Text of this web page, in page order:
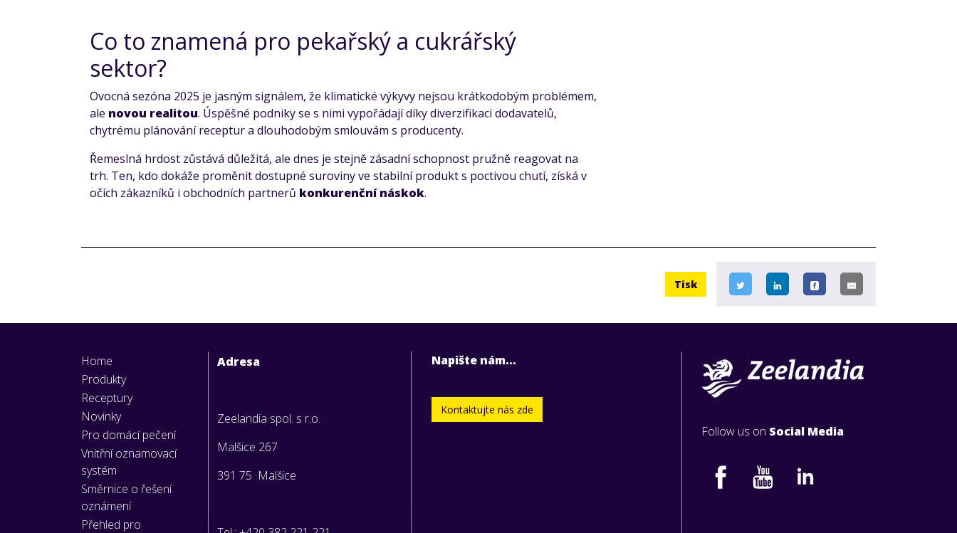
Co to znamená pro pekařský a cukrářský
sektor?
Ovocná sezóna 2025 je jasným signálem, že klimatické výkyvy nejsou krátkodobým problémem,
ale novou realitou. Úspěšné podniky se s nimi vypořádají díky diverzifikaci dodavatelů,
chytrému plánování receptur a dlouhodobým smlouvám s producenty.
Řemeslná hrdost zůstává důležitá, ale dnes je stejně zásadní schopnost pružně reagovat na
trh. Ten, kdo dokáže proměnit dostupné suroviny ve stabilní produkt s poctivou chutí, získá v
očích zákazníků i obchodních partnerů konkurenční náskok.
Tisk
Home
Produkty
Receptury
Novinky
Pro domácí pečení
Vnitřní oznamovací
systém
Směrnice o řešení
oznámení
Přehled pro
Adresa
Zeelandia spol. s r.o.
Malšice 267
391 75 Malšice
Napište nám…
Kontaktujte nás zde
Follow us on Social Media